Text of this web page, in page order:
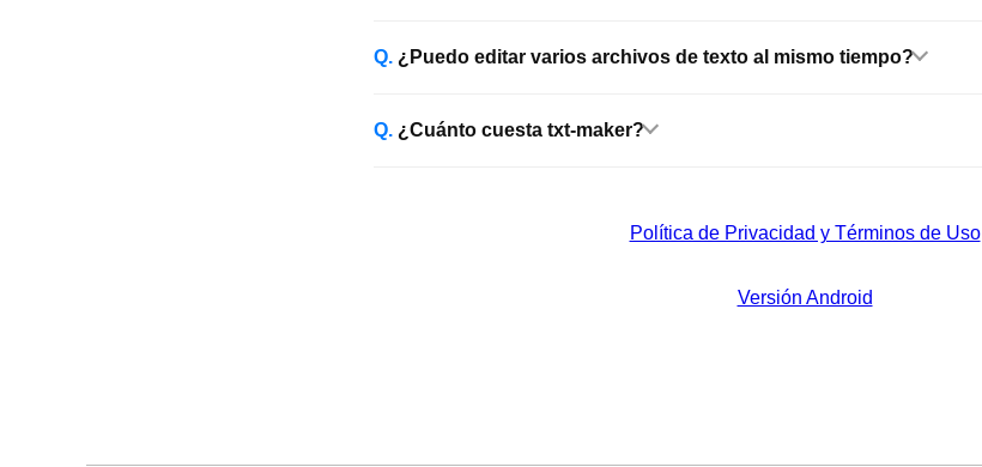
¿Puedo editar varios archivos de texto al mismo tiempo?
¿Cuánto cuesta txt-maker?
Política de Privacidad y Términos de Uso
Versión Android